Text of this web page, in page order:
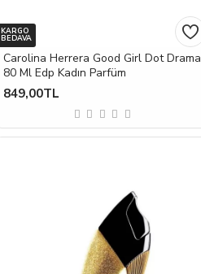
KARGO
BEDAVA
Carolina Herrera Good Girl Dot Drama
80 Ml Edp Kadın Parfüm
849,00TL